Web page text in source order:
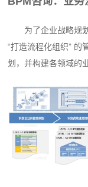
为了企业战略规
“打造流程化组织” 的
划，并构建各领域的